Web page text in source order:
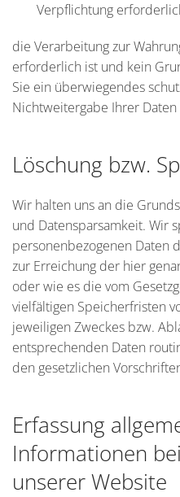
Verpflichtung
die Verarbeitung zur
erforderlich ist und kein
Sie ein überwiegendes
Nichtweitergabe Ihrer Daten
Löschung bzw.
Wir halten uns an die
und Datensparsamkeit. Wir
personenbezogenen Daten
zur Erreichung der hier
oder wie es die vom
vielfältigen Speicherfristen
jeweiligen Zweckes bzw.
entsprechenden Daten
den gesetzlichen
Erfassung
Informationen
unserer Website